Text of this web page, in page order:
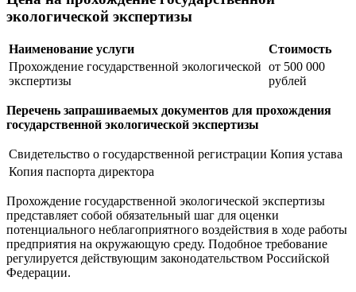
экологической экспертизы
Наименование услуги
Стоимость
Прохождение государственной экологической
экспертизы
от 500 000
рублей
Перечень запрашиваемых документов для прохождения
государственной экологической экспертизы
Свидетельство о государственной регистрации Копия устава
Копия паспорта директора
Прохождение государственной экологической экспертизы
представляет собой обязательный шаг для оценки
потенциального неблагоприятного воздействия в ходе работы
предприятия на окружающую среду. Подобное требование
регулируется действующим законодательством Российской
Федерации.